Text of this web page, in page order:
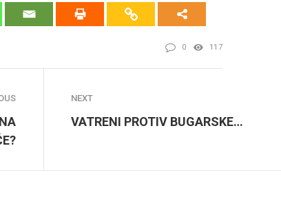
0 117
NEXT
VATRENI PROTIV BUGARSKE…